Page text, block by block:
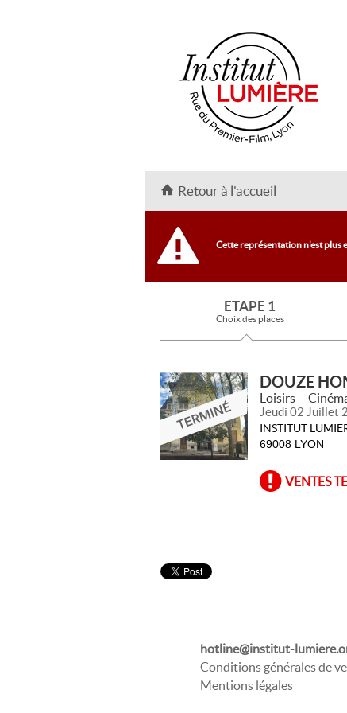
Retour à l'accueil
Cette représentation n'est plus
ETAPE 1
Choix des places
DOUZE
Loisirs
Jeudi 02 Juillet
INSTITUT
69008 LYON
VENTES
hotline@institut-
Conditions générales de
Mentions légales